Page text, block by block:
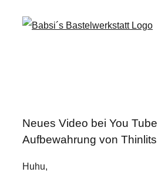
Neues Video bei You
Aufbewahrung von
Huhu,